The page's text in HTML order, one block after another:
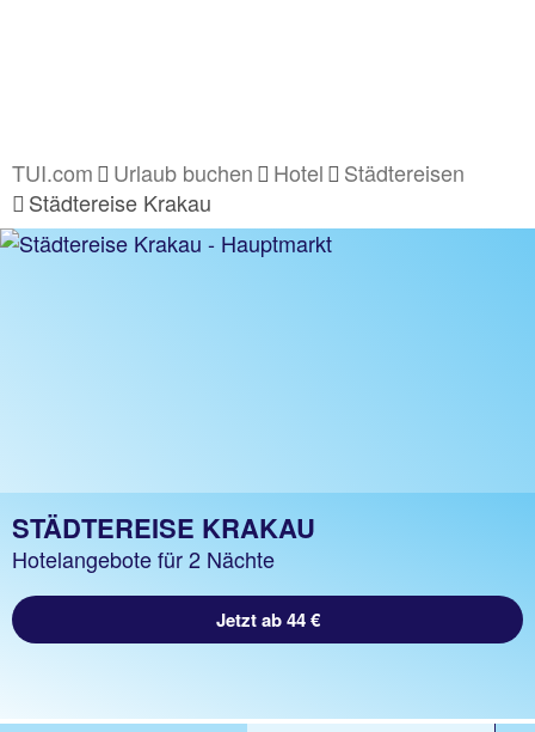
TUI.com Urlaub buchen Hotel
Städtereisen
Städtereise Krakau
STÄDTEREISE KRAKAU
Hotelangebote für 2 Nächte
Jetzt ab 44 €